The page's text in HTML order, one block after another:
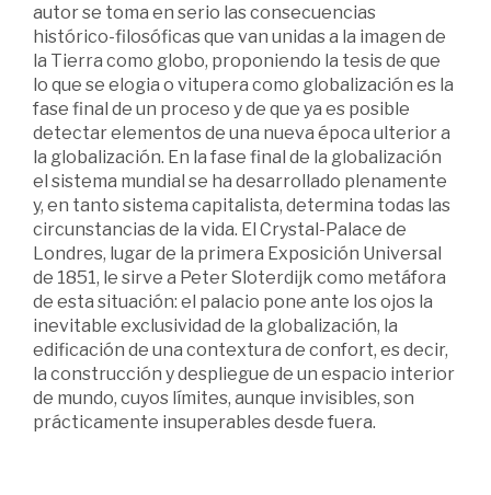
autor se toma en serio las consecuencias
histórico-filosóficas que van unidas a la imagen de
la Tierra como globo, proponiendo la tesis de que
lo que se elogia o vitupera como globalización es la
fase final de un proceso y de que ya es posible
detectar elementos de una nueva época ulterior a
la globalización. En la fase final de la globalización
el sistema mundial se ha desarrollado plenamente
y, en tanto sistema capitalista, determina todas las
circunstancias de la vida. El Crystal-Palace de
Londres, lugar de la primera Exposición Universal
de 1851, le sirve a Peter Sloterdijk como metáfora
de esta situación: el palacio pone ante los ojos la
inevitable exclusividad de la globalización, la
edificación de una contextura de confort, es decir,
la construcción y despliegue de un espacio interior
de mundo, cuyos límites, aunque invisibles, son
prácticamente insuperables desde fuera.